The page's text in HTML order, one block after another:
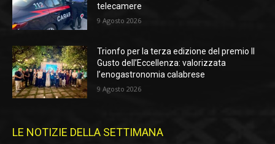
telecamere
9 Agosto 2026
Trionfo per la terza edizione del premio Il
Gusto dell’Eccellenza: valorizzata
l’enogastronomia calabrese
9 Agosto 2026
LE NOTIZIE DELLA SETTIMANA